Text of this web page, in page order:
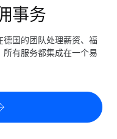
事务
国的团队处理薪资、福
有服务都集成在一个易